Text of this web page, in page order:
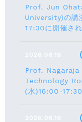
Prof. Jun
University)の講
17:30に開催さ
2026.06.16
Prof.
Technology
(水)16:00-
2026.06.16